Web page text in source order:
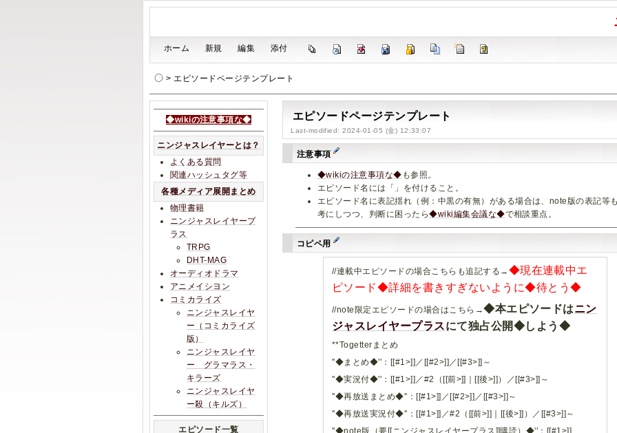
ホーム 新規 編集 添付
> エピソードページテンプレート
エピソードページテンプレート
Last-modified: 2024-01-05 (金) 12:33:07
注意事項
◆wikiの注意事項な◆ も参照。
エピソード名には「」を付けること。
エピソード名に表記揺れ（例：中黒の有無）がある場合は、note版の表記等
考にしつつ、判断に困ったら◆wiki編集会議な◆で相談重点。
コピペ用
//連載中エピソードの場合こちらも追記する→ ◆現在連載中エ
ピソード◆詳細を書きすぎないように◆待とう◆
//note限定エピソードの場合はこちら→◆本エピソードはニン
ジャスレイヤープラスにて独占公開◆しよう◆
**Togetterまとめ
''◆まとめ◆''：[[#1>]]／[[#2>]]／[[#3>]]～
''◆実況付◆''：[[#1>]]／#2（[[前>]]｜[[後>]]）／[[#3>]]～
''◆再放送まとめ◆''：[[#1>]]／[[#2>]]／[[#3>]]～
''◆再放送実況付◆''：[[#1>]]／#2（[[前>]]｜[[後>]]）／[[#3>]]～
''◆note版（要[[ニンジャスレイヤープラス]]購読）◆''：[[#1>]]
◆wikiの注意事項な◆
ニンジャスレイヤーとは？
よくある質問
関連ハッシュタグ等
各種メディア展開まとめ
物理書籍
ニンジャスレイヤープ
ラス
TRPG
DHT-MAG
オーディオドラマ
アニメイシヨン
コミカライズ
ニンジャスレイヤ
ー（コミカライズ
版）
ニンジャスレイヤ
ー グラマラス・
キラーズ
ニンジャスレイヤ
ー殺（キルズ）
エピソード一覧